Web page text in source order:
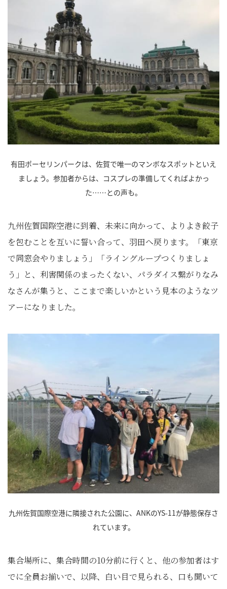
有田ポーセリンパークは、佐賀で唯一のマンボなスポットといえ
ましょう。参加者からは、コスプレの準備してくればよかっ
た……との声も。
九州佐賀国際空港に到着、未来に向かって、よりよき餃子
を包むことを互いに誓い合って、羽田へ戻ります。「東京
で同窓会やりましょう」「ライングループつくりましょ
う」と、利害関係のまったくない、パラダイス繋がりなみ
なさんが集うと、ここまで楽しいかという見本のようなツ
アーになりました。
九州佐賀国際空港に隣接された公園に、ANKのYS-11が静態保存さ
れています。
集合場所に、集合時間の10分前に行くと、他の参加者はす
でに全員お揃いで、以降、白い目で見られる、口も聞いて